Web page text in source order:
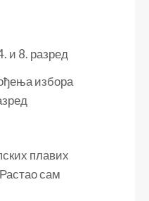
и 8. разред
избора
плавих
сам